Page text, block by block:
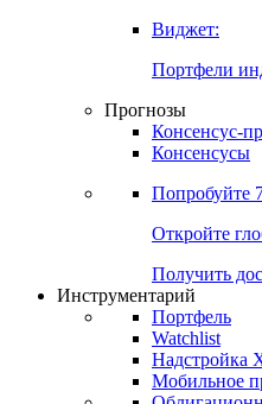
Виджет:
Портфели
Прогнозы
Консенсус-
Консенсусы
Попробуйте
Откройте
Получить
Инструментарий
Портфель
Watchlist
Надстройка
Мобильное